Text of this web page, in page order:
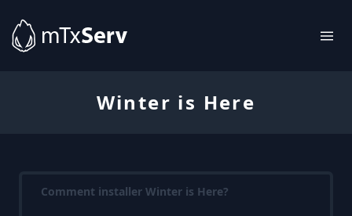
Winter is Here
Comment installer Winter is Here?